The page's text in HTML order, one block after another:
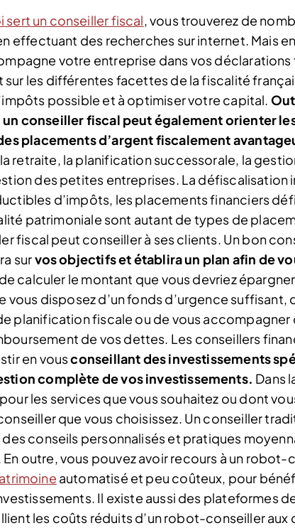
sert un conseiller fiscal, vous trouverez de
effectuant des recherches sur internet. Mais
votre entreprise dans vos déclarations
les différentes facettes de la fiscalité
possible et à optimiser votre capital.
conseiller fiscal peut également orienter
placements d’argent fiscalement
retraite, la planification successorale, la
des petites entreprises. La défiscalisation
d’impôts, les placements financiers
patrimoniale sont autant de types de
fiscal peut conseiller à ses clients. Un bon
survos objectifs et établira un plan afin de
calculer le montant que vous devriez
vous disposez d’un fonds d’urgence suffisant,
planification fiscale ou de vous accompagner
de vos dettes. Les conseillers
en vousconseillant des investissements
complète de vos investissements. Dans
les services que vous souhaitez ou dont
que vous choisissez. Un conseiller
conseils personnalisés et pratiques
outre, vous pouvez avoir recours à un robot-
automatisé et peu coûteux, pour
Il existe aussi des plateformes
les coûts réduits d’un robot-conseiller aux